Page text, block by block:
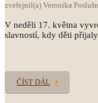
zveřejnil(a) Veronika
V neděli 17. května
slavností, kdy děti
ČÍST DÁL